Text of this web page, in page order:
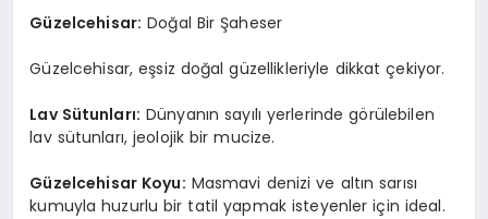
Güzelcehisar: Doğal Bir Şaheser
Güzelcehisar, eşsiz doğal güzellikleriyle dikkat çekiyor.
Lav Sütunları: Dünyanın sayılı yerlerinde görülebilen
lav sütunları, jeolojik bir mucize.
Güzelcehisar Koyu: Masmavi denizi ve altın sarısı
kumuyla huzurlu bir tatil yapmak isteyenler için ideal.